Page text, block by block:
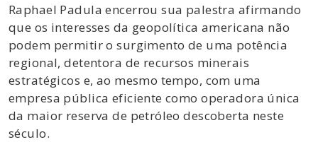
Raphael Padula encerrou sua palestra afirmando
que os interesses da geopolítica americana não
podem permitir o surgimento de uma potência
regional, detentora de recursos minerais
estratégicos e, ao mesmo tempo, com uma
empresa pública eficiente como operadora única
da maior reserva de petróleo descoberta neste
século.